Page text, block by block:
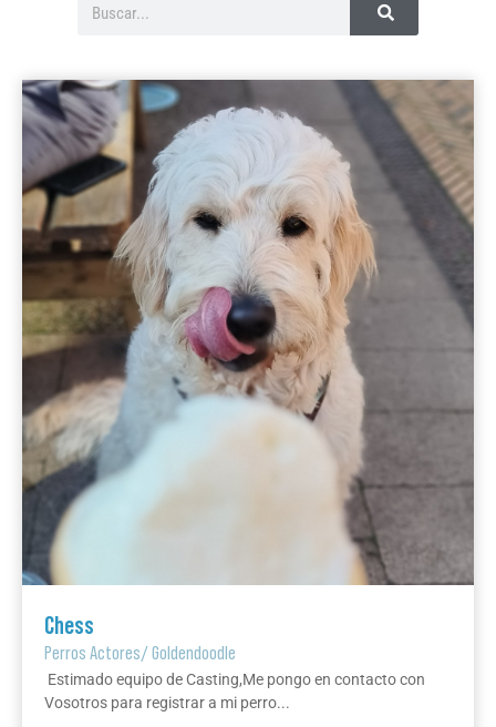
Chess
Perros Actores/Goldendoodle
Estimado equipo de Casting,Me pongo en contacto con
Vosotros para registrar a mi perro...